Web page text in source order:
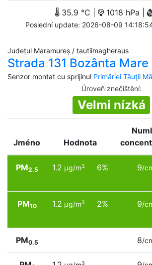
35.9 °C | 1018 hPa |
Poslední update: 2026-08-09
Județul Maramureș / tautiimagheraus
Strada 131 Bozânta Mare
Senzor montat cu sprijinul Primăriei Tăuţii
Úroveň znečištění:
Velmi nízká
Jméno Hodnota
PM2.5 1.2 µg/m3 6% 9/
PM10 1.2 µg/m3 2% 9/
PM0.5 8/
3